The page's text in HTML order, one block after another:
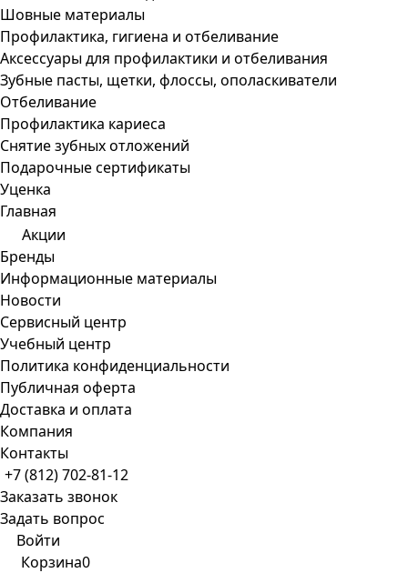
Шовные материалы
Профилактика, гигиена и отбеливание
Аксессуары для профилактики и отбеливания
Зубные пасты, щетки, флоссы, ополаскиватели
Отбеливание
Профилактика кариеса
Снятие зубных отложений
Подарочные сертификаты
Уценка
Главная
Акции
Бренды
Информационные материалы
Новости
Сервисный центр
Учебный центр
Политика конфиденциальности
Публичная оферта
Доставка и оплата
Компания
Контакты
+7 (812) 702-81-12
Заказать звонок
Задать вопрос
Войти
Корзина0